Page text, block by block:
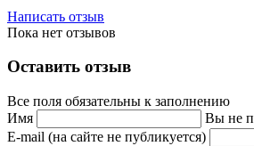
Написать отзыв
Пока нет отзывов
Оставить отзыв
Все поля обязательны к заполнению
Имя
Вы не
E-mail (на сайте не публикуется)